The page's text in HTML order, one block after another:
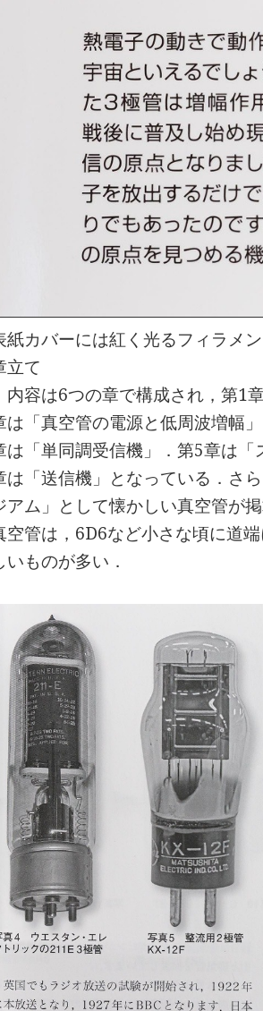
紙カバーには紅く光るフィラメ
立て
内容は6つの章で構成され，第1
は「真空管の電源と低周波増幅
は「単同調受信機」．第5章は
は「送信機」となっている．さ
アム」として懐かしい真空管が
空管は，6D6など小さな頃に道
いものが多い．